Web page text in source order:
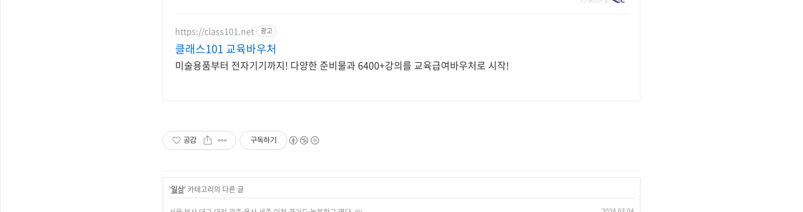
https://class101.net 광고
클래스101 교육바우처
미술용품부터 전자기기까지! 다양한 준비물과 6400+강의를 교육급여바우처로 시작!
공감 구독하기
'일상' 카테고리의 다른 글